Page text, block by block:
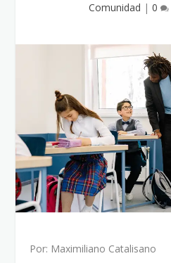
Comunidad | 0
Por: Maximiliano Catalisano